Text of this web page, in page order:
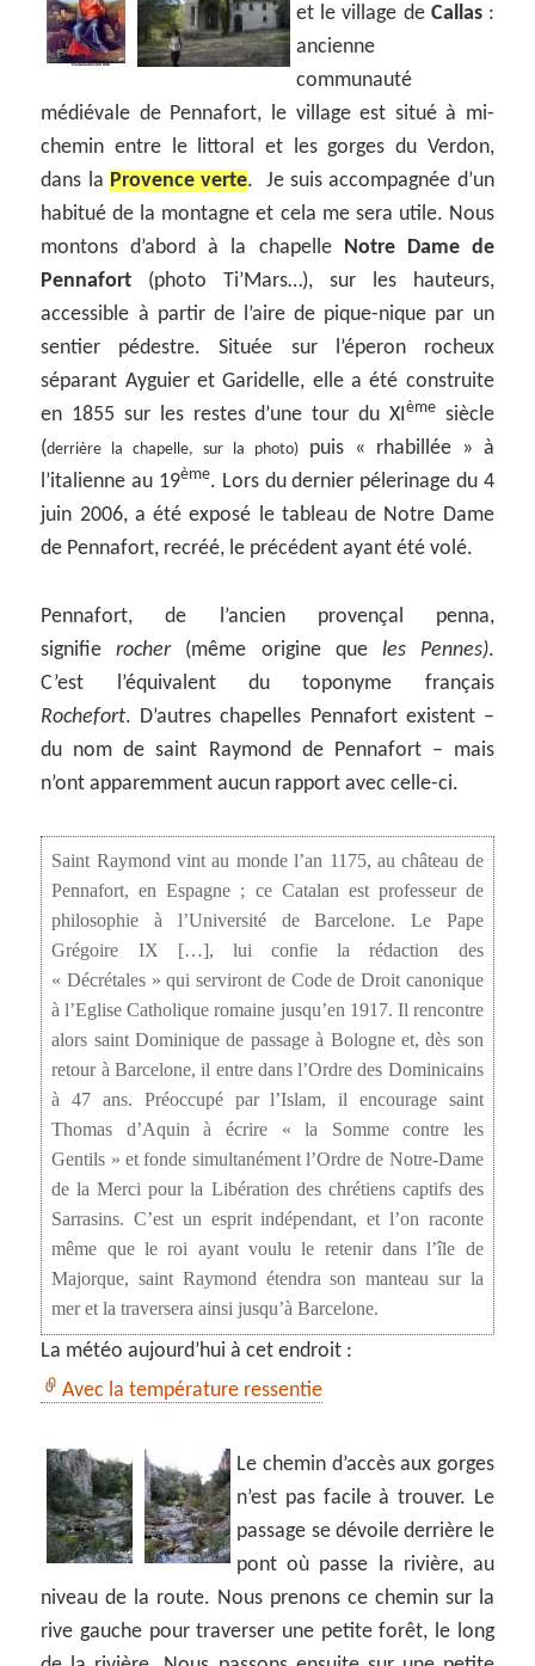
et le village de Callas:
ancienne
communauté
médiévale de Pennafort, le village est situé à mi-
chemin entre le littoral et les gorges du Verdon,
dans la Provence verte.
Je suis accompagnée d’un
habitué de la montagne et cela me sera utile. Nous
montons d’abord à la chapelle Notre Dame de
Pennafort (photo Ti’Mars…), sur les hauteurs,
accessible à partir de l’aire de pique-nique par un
sentier pédestre. Située sur l’éperon rocheux
séparant Ayguier et Garidelle, elle a été construite
en 1855 sur les restes d’une tour du XIèmesiècle
(derrière la chapelle, sur la photo)
puis « rhabillée » à
l’italienne au 19ème. Lors du dernier pélerinage du 4
juin 2006, a été exposé le tableau de Notre Dame
de Pennafort, recréé, le précédent ayant été volé.
Pennafort, de l’ancien provençal penna,
signifierocher(même origine que les Pennes).
C’est l’équivalent du toponyme français
Rochefort. D’autres chapelles Pennafort existent –
du nom de saint Raymond de Pennafort – mais
n’ont apparemment aucun rapport avec celle-ci.
Saint Raymond vint au monde l’an 1175, au château de
Pennafort, en Espagne ; ce Catalan est professeur de
philosophie à l’Université de Barcelone. Le Pape
Grégoire IX […], lui confie la rédaction des
« Décrétales » qui serviront de Code de Droit canonique
à l’Eglise Catholique romaine jusqu’en 1917. Il rencontre
alors saint Dominique de passage à Bologne et, dès son
retour à Barcelone, il entre dans l’Ordre des Dominicains
à 47 ans. Préoccupé par l’Islam, il encourage saint
Thomas d’Aquin à écrire « la Somme contre les
Gentils » et fonde simultanément l’Ordre de Notre-Dame
de la Merci pour la Libération des chrétiens captifs des
Sarrasins. C’est un esprit indépendant, et l’on raconte
même que le roi ayant voulu le retenir dans l’île de
Majorque, saint Raymond étendra son manteau sur la
mer et la traversera ainsi jusqu’à Barcelone.
La météo aujourd’hui à cet endroit :
Avec la température ressentie
Le chemin d’accès aux gorges
n’est pas facile à trouver. Le
passage se dévoile derrière le
pont où passe la rivière, au
niveau de la route. Nous prenons ce chemin sur la
rive gauche pour traverser une petite forêt, le long